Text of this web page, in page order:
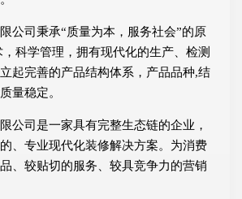
公司秉承“质量为本，服务社会”的原
科学管理，拥有现代化的生产、检测
起完善的产品结构体系，产品品种,结
量稳定。
公司是一家具有完整生态链的企业，
、专业现代化装修解决方案。为消费
、较贴切的服务、较具竞争力的营销